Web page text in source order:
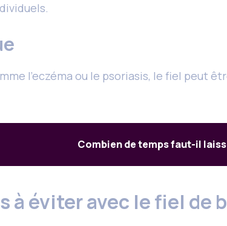
l’eczéma ou le psoriasis, le fiel peut
Combien de temps faut-il
à éviter avec le fiel de